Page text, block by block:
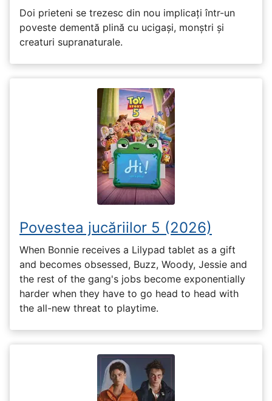
Doi prieteni se trezesc din nou implicați într-un
poveste dementă plină cu ucigași, monștri și
creaturi supranaturale.
Povestea jucăriilor 5 (2026)
When Bonnie receives a Lilypad tablet as a gift
and becomes obsessed, Buzz, Woody, Jessie and
the rest of the gang's jobs become exponentially
harder when they have to go head to head with
the all-new threat to playtime.